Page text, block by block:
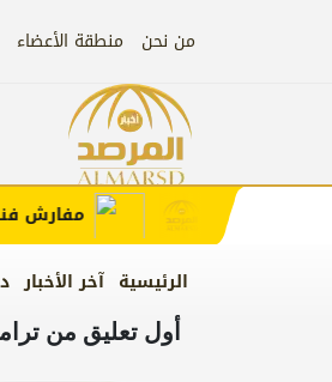
من نحن منطقة الأعضاء
الرئيسية آخر الأخبار
مفارش
أول تعليق من